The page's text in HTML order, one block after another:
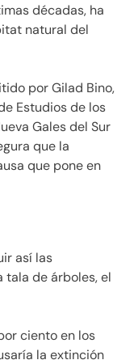
décadas, ha
natural del
por Gilad Bino,
Estudios de los
Gales del Sur
que la
que pone en
así las
de árboles, el
ciento en los
la extinción